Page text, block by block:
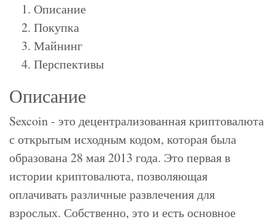
Описание
Покупка
Майнинг
Перспективы
Описание
Sexcoin - это децентрализованная криптовалюта
с открытым исходным кодом, которая была
образована 28 мая 2013 года. Это первая в
истории криптовалюта, позволяющая
оплачивать различные развлечения для
взрослых. Собственно, это и есть основное